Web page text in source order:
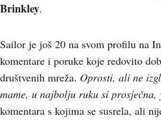
Brinkley.
Sailor je još 20 na svom profilu na
komentare i poruke koje redovito
društvenih mreža. Oprosti, ali ne
mame, u najbolju ruku si prosječna,
komentara s kojima se susrela, ali